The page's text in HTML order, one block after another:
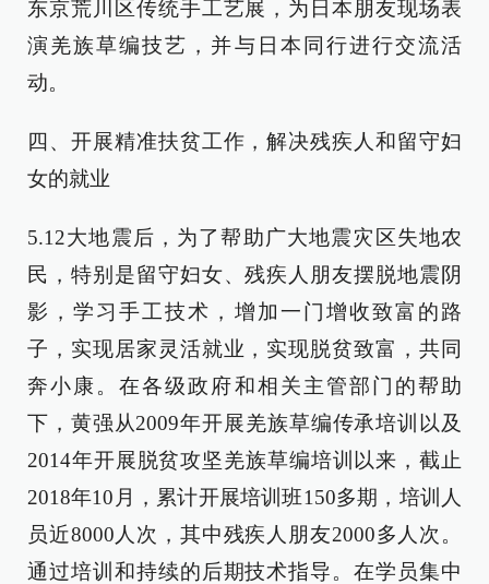
东京荒川区传统手工艺展，为日本朋友现场表
演羌族草编技艺，并与日本同行进行交流活
动。
四、开展精准扶贫工作，解决残疾人和留守妇
女的就业
5.12大地震后，为了帮助广大地震灾区失地农
民，特别是留守妇女、残疾人朋友摆脱地震阴
影，学习手工技术，增加一门增收致富的路
子，实现居家灵活就业，实现脱贫致富，共同
奔小康。在各级政府和相关主管部门的帮助
下，黄强从2009年开展羌族草编传承培训以及
2014年开展脱贫攻坚羌族草编培训以来，截止
2018年10月，累计开展培训班150多期，培训人
员近8000人次，其中残疾人朋友2000多人次。
通过培训和持续的后期技术指导。在学员集中